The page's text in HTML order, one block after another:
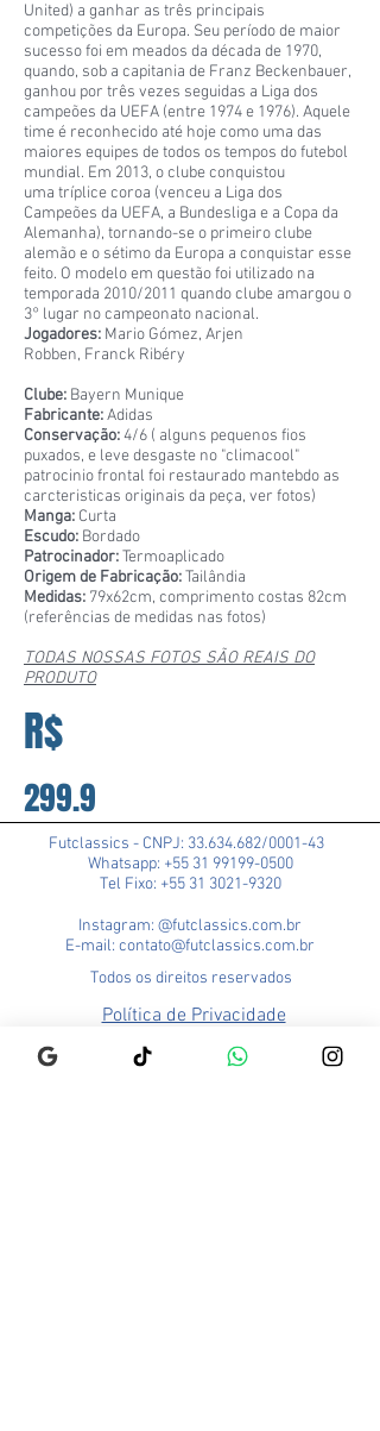
United) a ganhar as três principais
competições da Europa. Seu período de maior
sucesso foi em meados da década de 1970,
quando, sob a capitania de Franz Beckenbauer,
ganhou por três vezes seguidas a Liga dos
campeões da UEFA (entre 1974 e 1976). Aquele
time é reconhecido até hoje como uma das
maiores equipes de todos os tempos do futebol
mundial. Em 2013, o clube conquistou
uma tríplice coroa (venceu a Liga dos
Campeões da UEFA, a Bundesliga e a Copa da
Alemanha), tornando-se o primeiro clube
alemão e o sétimo da Europa a conquistar esse
feito. O modelo em questão foi utilizado na
temporada 2010/2011 quando clube amargou o
3° lugar no campeonato nacional.
Jogadores: Mario Gómez, Arjen
Robben, Franck Ribéry
Clube: Bayern Munique
Fabricante:Adidas
Conservação:4/6 ( alguns pequenos fios
puxados, e leve desgaste no "climacool"
patrocinio frontal foi restaurado mantebdo as
carcteristicas originais da peça, ver fotos)
Manga: Curta
Escudo: Bordado
Patrocinador:Termoaplicado
Origem de Fabricação:Tailândia
Medidas: 79x62cm, comprimento costas 82cm
(referências de medidas nas fotos)
TODAS NOSSAS FOTOS SÃO REAIS DO
PRODUTO
R$
299.9
Futclassics - CNPJ: 33.634.682/0001-43
Whatsapp: +55 31 99199-0500
Tel Fixo: +55 31 3021-9320
Instagram: @futclassics.com.br
E-mail: contato@futclassics.com.br
Todos os direitos reservados
Política de Privacidade
Trocas e Devoluções